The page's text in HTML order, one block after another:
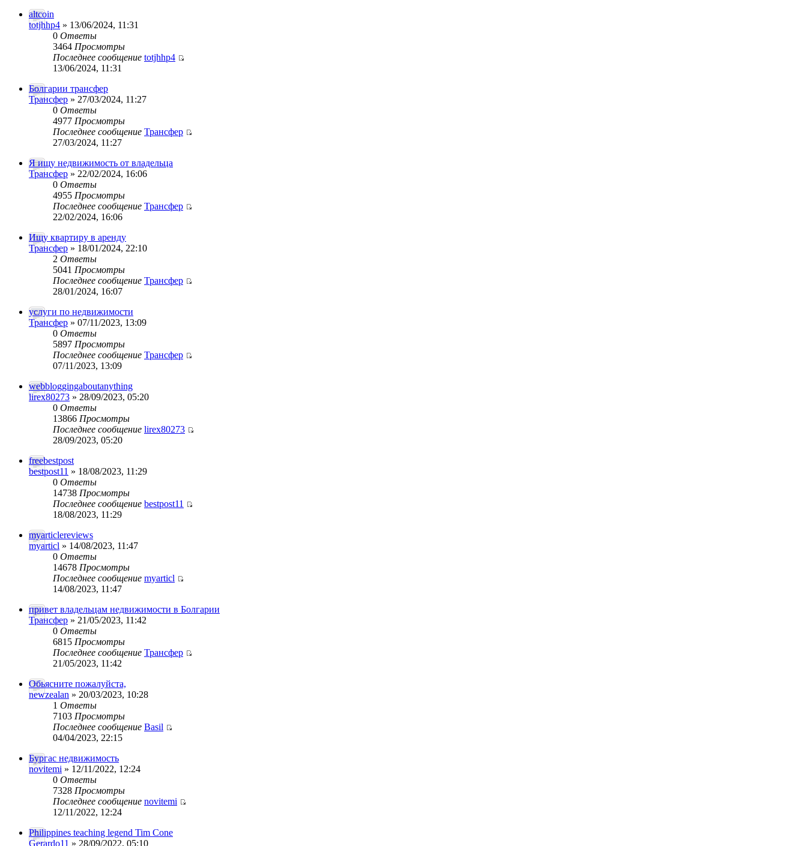
altcoin
totjhhp4 » 13/06/2024, 11:31
0 Ответы
3464 Просмотры
Последнее сообщение totjhhp4
13/06/2024, 11:31
Болгарии трансфер
Трансфер » 27/03/2024, 11:27
0 Ответы
4977 Просмотры
Последнее сообщение Трансфер
27/03/2024, 11:27
Я ищу недвижимость от владельца
Трансфер » 22/02/2024, 16:06
0 Ответы
4955 Просмотры
Последнее сообщение Трансфер
22/02/2024, 16:06
Ищу квартиру в аренду
Трансфер » 18/01/2024, 22:10
2 Ответы
5041 Просмотры
Последнее сообщение Трансфер
28/01/2024, 16:07
услуги по недвижимости
Трансфер » 07/11/2023, 13:09
0 Ответы
5897 Просмотры
Последнее сообщение Трансфер
07/11/2023, 13:09
webbloggingaboutanything
lirex80273 » 28/09/2023, 05:20
0 Ответы
13866 Просмотры
Последнее сообщение lirex80273
28/09/2023, 05:20
freebestpost
bestpost11 » 18/08/2023, 11:29
0 Ответы
14738 Просмотры
Последнее сообщение bestpost11
18/08/2023, 11:29
myarticlereviews
myarticl » 14/08/2023, 11:47
0 Ответы
14678 Просмотры
Последнее сообщение myarticl
14/08/2023, 11:47
привет владельцам недвижимости в Болгарии
Трансфер » 21/05/2023, 11:42
0 Ответы
6815 Просмотры
Последнее сообщение Трансфер
21/05/2023, 11:42
Обьясните пожалуйста,
newzealan » 20/03/2023, 10:28
1 Ответы
7103 Просмотры
Последнее сообщение Basil
04/04/2023, 22:15
Бургас недвижимость
novitemi » 12/11/2022, 12:24
0 Ответы
7328 Просмотры
Последнее сообщение novitemi
12/11/2022, 12:24
Philippines teaching legend Tim Cone
Gerardo11 » 28/09/2022, 05:10